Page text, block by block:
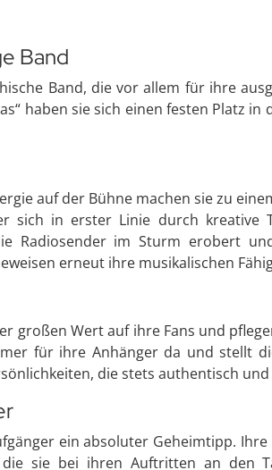
Band
Band, die vor allem für ihre
haben sie sich einen festen Platz
auf der Bühne machen sie zu
sich in erster Linie durch kreative
Radiosender im Sturm erobert
erneut ihre musikalischen
großen Wert auf ihre Fans und
für ihre Anhänger da und stellt
die stets authentisch
ein absoluter Geheimtipp.
die sie bei ihren Auftritten an